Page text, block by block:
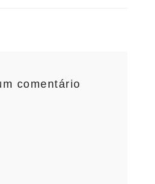
comentário